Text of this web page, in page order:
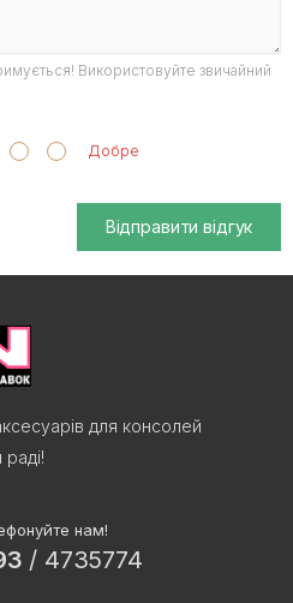
Використовуйте звичайний
Добре
Відправити відгук
для консолей
нам!
/ 4735774